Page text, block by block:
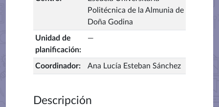
Politécnica de la Almunia de
Doña Godina
Unidad de
planificación:
—
Coordinador: Ana Lucía Esteban Sánchez
Descripción